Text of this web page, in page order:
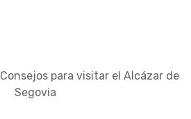
Consejos para visitar el Alcázar de
Segovia